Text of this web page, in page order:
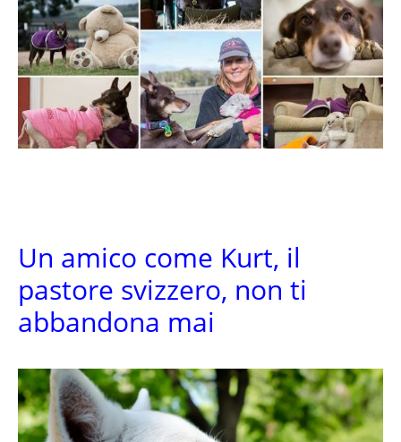
Un amico come Kurt, il
pastore svizzero, non ti
abbandona mai